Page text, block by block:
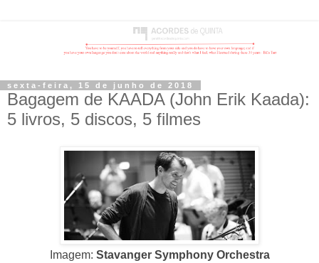
sexta-feira, 15 de junho de 2018
Bagagem de KAADA (John Erik Kaada):
5 livros, 5 discos, 5 filmes
Imagem: Stavanger Symphony Orchestra